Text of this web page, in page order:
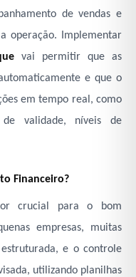
de vendas e
operação. Implementar
vai permitir que as
e que o
em tempo real, como
de validade, níveis de
Financeiro?
crucial para o bom
empresas, muitas
e o controle
utilizando planilhas